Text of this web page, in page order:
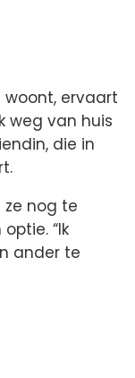
woont, ervaart
weg van huis
die in
nog te
“Ik
ander te